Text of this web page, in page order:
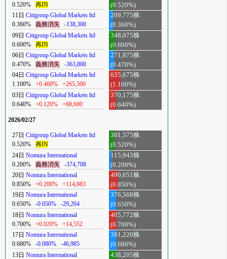
0.520%
再IN
(0.520%)
11日 Citigroup Global Markets ltd
0.360%
義務消失 -138,300
209,775株
(0.360%)
09日 Citigroup Global Markets ltd
0.600%
再IN
348,075株
(0.600%)
06日 Citigroup Global Markets ltd
0.470%
義務消失 -363,800
271,875株
(0.470%)
04日 Citigroup Global Markets ltd
1.100%
+0.460% +265,500
635,675株
(1.100%)
03日 Citigroup Global Markets ltd
0.640%
+0.120% +68,600
370,175株
(0.640%)
2026/02/27
27日 Citigroup Global Markets ltd
0.520%
再IN
301,575株
(0.520%)
24日 Nomura International
0.200%
義務消失 -374,708
115,943株
(0.200%)
20日 Nomura International
0.850%
+0.200% +114,083
490,651株
(0.850%)
19日 Nomura International
0.650%
-0.050% -29,204
376,568株
(0.650%)
18日 Nomura International
0.700%
+0.020% +14,552
405,772株
(0.700%)
17日 Nomura International
0.680%
-0.080% -46,985
391,220株
(0.680%)
13日 Nomura International
438,205株